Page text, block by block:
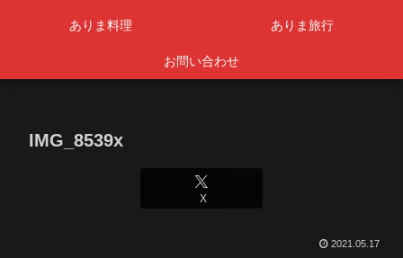
ありま料理 ありま旅行
お問い合わせ
IMG_8539x
X
2021.05.17